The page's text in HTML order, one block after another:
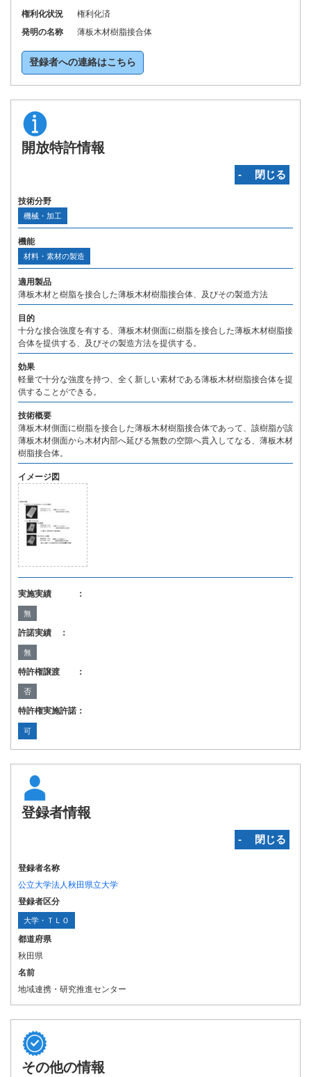
権利化状況
権利化済
発明の名称
薄板木材樹脂接合体
登録者への連絡はこちら
開放特許情報
‐ 閉じる
技術分野
機械・加工
機能
材料・素材の製造
適用製品
薄板木材と樹脂を接合した薄板木材樹脂接合体、及びその製造方法
目的
十分な接合強度を有する、薄板木材側面に樹脂を接合した薄板木材樹脂接
合体を提供する、及びその製造方法を提供する。
効果
軽量で十分な強度を持つ、全く新しい素材である薄板木材樹脂接合体を提
供することができる。
技術概要
薄板木材側面に樹脂を接合した薄板木材樹脂接合体であって、該樹脂が該
薄板木材側面から木材内部へ延びる無数の空隙へ貫入してなる、薄板木材
樹脂接合体。
イメージ図
実施実績 ：
無
許諾実績 ：
無
特許権譲渡 ：
否
特許権実施許諾：
可
登録者情報
‐ 閉じる
登録者名称
公立大学法人秋田県立大学
登録者区分
大学・ＴＬＯ
都道府県
秋田県
名前
地域連携・研究推進センター
その他の情報